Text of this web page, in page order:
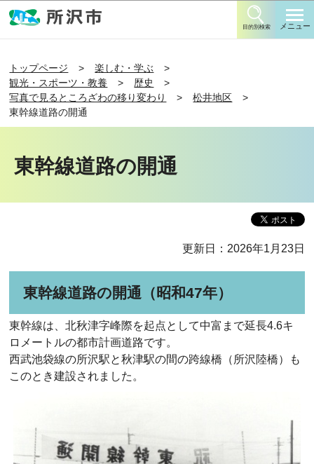
目的別検索 メニュー
トップページ
楽しむ・学ぶ
観光・スポーツ・教養
歴史
写真で見るところざわの移り変わり
松井地区
東幹線道路の開通
東幹線道路の開通
更新日：2026年1月23日
東幹線道路の開通（昭和47年）
東幹線は、北秋津字峰際を起点として中富まで延長4.6キ
ロメートルの都市計画道路です。
西武池袋線の所沢駅と秋津駅の間の跨線橋（所沢陸橋）も
このとき建設されました。